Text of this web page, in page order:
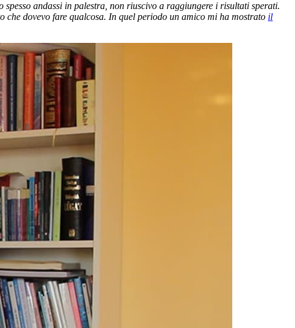
andassi in palestra, non riuscivo a raggiungere i risultati sperati.
dovevo fare qualcosa. In quel periodo un amico mi ha mostrato il